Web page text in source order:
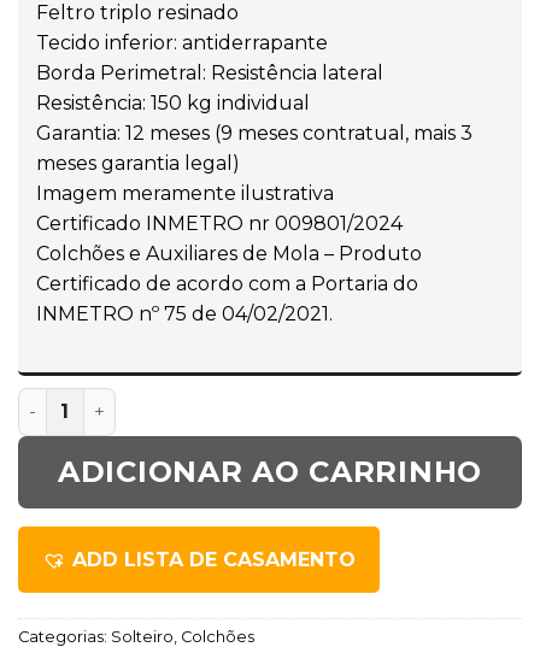
Feltro triplo resinado
Tecido inferior: antiderrapante
Borda Perimetral: Resistência lateral
Resistência: 150 kg individual
Garantia: 12 meses (9 meses contratual, mais 3
meses garantia legal)
Imagem meramente ilustrativa
Certificado INMETRO nr 009801/2024
Colchões e Auxiliares de Mola – Produto
Certificado de acordo com a Portaria do
INMETRO nº 75 de 04/02/2021.
ADICIONAR AO CARRINHO
ADD LISTA DE CASAMENTO
Categorias: Solteiro Colchões